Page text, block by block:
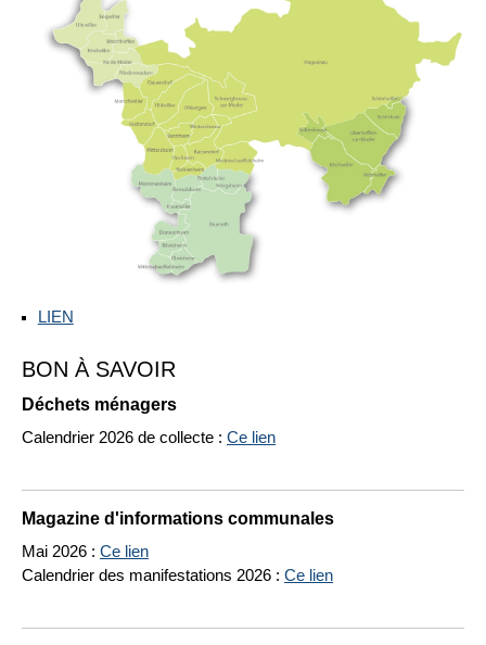
BON À SAVOIR
Déchets ménagers
Calendrier 2026 de collecte : Ce lien
Magazine d'informations communales
Mai 2026 : Ce lien
Calendrier des manifestations 2026 : Ce lien
LIEN